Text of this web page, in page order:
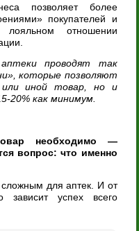
позволяет более
покупателей и
лояльном отношении
проводят так
которые позволяют
иной товар, но и
20% как минимум.
необходимо —
вопрос: что именно
для аптек. И от
зависит успех всего